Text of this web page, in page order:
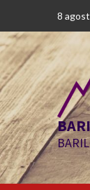
contenido
8